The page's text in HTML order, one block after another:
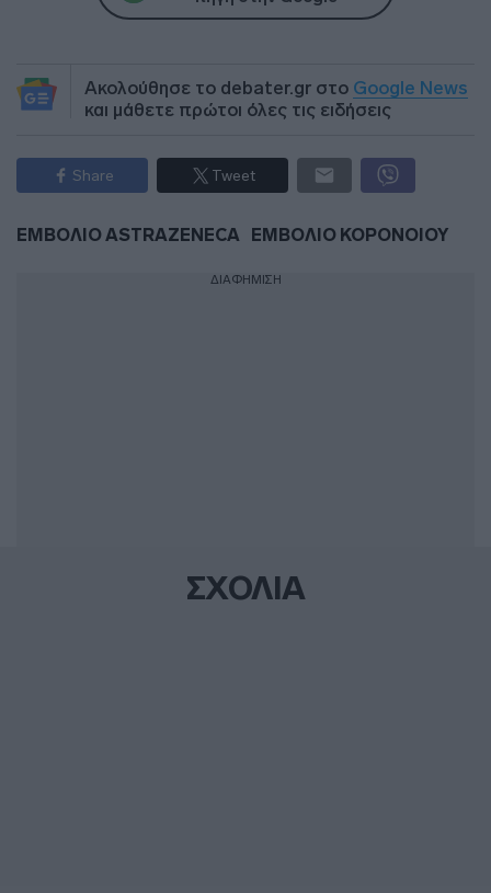
Ακολούθησε το debater.gr στο Google News
και μάθετε πρώτοι όλες τις ειδήσεις
Share Tweet
ΕΜΒΟΛΙΟ ASTRAZENECA ΕΜΒΟΛΙΟ ΚΟΡΟΝΟΙΟΥ
ΔΙΑΦΗΜΙΣΗ
ΣΧΟΛΙΑ